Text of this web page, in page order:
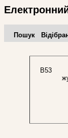
Пошук
В53